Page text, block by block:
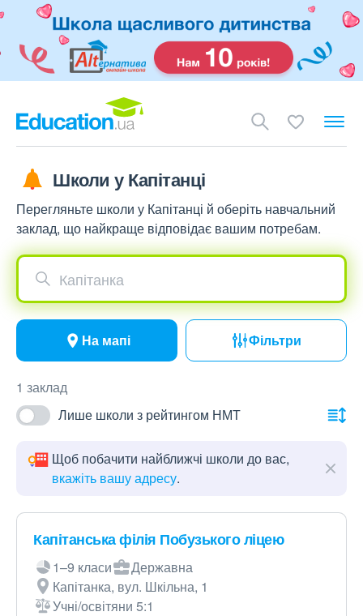
Школи у Капітанці
Перегляньте школи у Капітанці й оберіть навчальний
заклад, що найкраще відповідає вашим потребам.
Капітанка
На мапі Фільтри
1 заклад
Лише школи з рейтингом НМТ
Щоб побачити найближчі школи до вас,
вкажіть вашу адресу.
Капітанська філія Побузького ліцею
1–9 класи
Державна
Капітанка, вул. Шкільна, 1
Учні/освітяни 5:1